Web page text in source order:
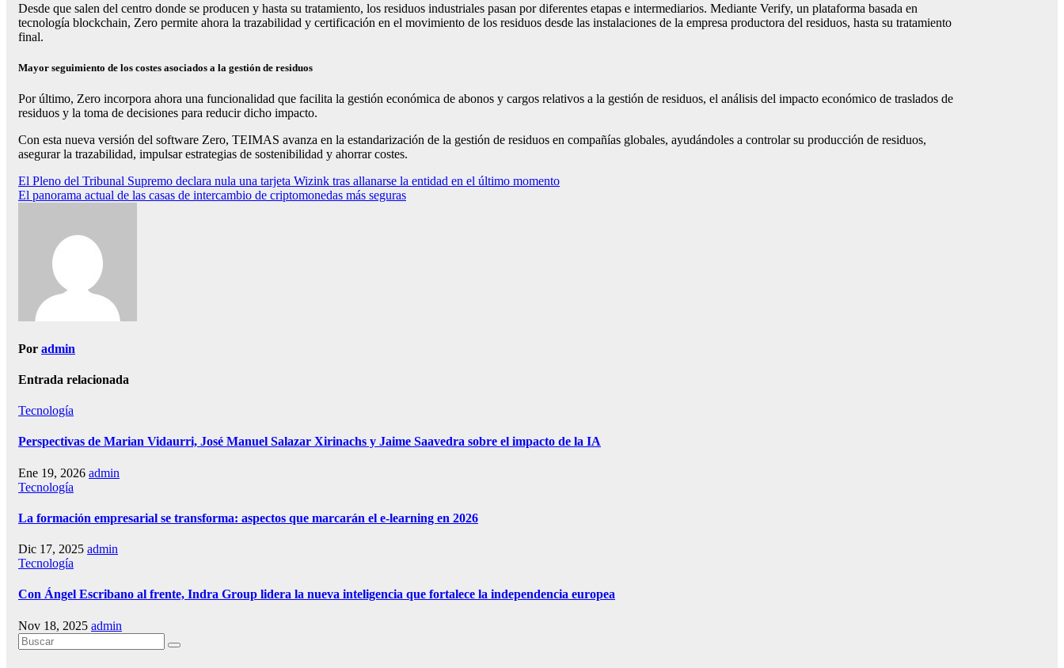
Desde que salen del centro donde se producen y hasta su tratamiento, los residuos industriales pasan por diferentes etapas e intermediarios. Mediante Verify, un plataforma basada en
tecnología blockchain, Zero permite ahora la trazabilidad y certificación en el movimiento de los residuos desde las instalaciones de la empresa productora del residuos, hasta su tratamiento
final.
Mayor seguimiento de los costes asociados a la gestión de residuos
Por último, Zero incorpora ahora una funcionalidad que facilita la gestión económica de abonos y cargos relativos a la gestión de residuos, el análisis del impacto económico de traslados de
residuos y la toma de decisiones para reducir dicho impacto.
Con esta nueva versión del software Zero, TEIMAS avanza en la estandarización de la gestión de residuos en compañías globales, ayudándoles a controlar su producción de residuos,
asegurar la trazabilidad, impulsar estrategias de sostenibilidad y ahorrar costes.
Navegación
de
El Pleno del Tribunal Supremo declara nula una tarjeta Wizink tras allanarse la entidad en el último momento
El panorama actual de las casas de intercambio de criptomonedas más seguras
Por admin
Entrada relacionada
Tecnología
Perspectivas de Marian Vidaurri, José Manuel Salazar Xirinachs y Jaime Saavedra sobre el impacto de la IA
Ene 19, 2026 admin
Tecnología
La formación empresarial se transforma: aspectos que marcarán el e-learning en 2026
Dic 17, 2025 admin
Tecnología
Con Ángel Escribano al frente, Indra Group lidera la nueva inteligencia que fortalece la independencia europea
Nov 18, 2025 admin